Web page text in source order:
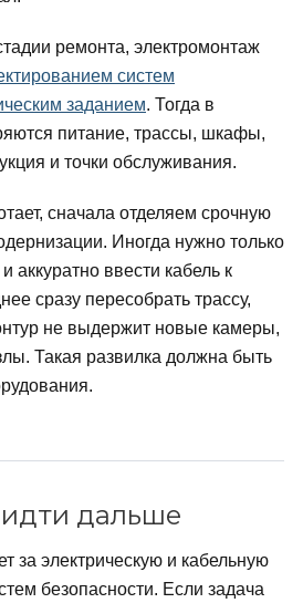
ремонта, электромонтаж
систем
заданием. Тогда в
питание, трассы, шкафы,
и точки обслуживания.
сначала отделяем срочную
Иногда нужно только
аккуратно ввести кабель к
сразу пересобрать трассу,
не выдержит новые камеры,
Такая развилка должна быть
дальше
за электрическую и кабельную
безопасности. Если задача